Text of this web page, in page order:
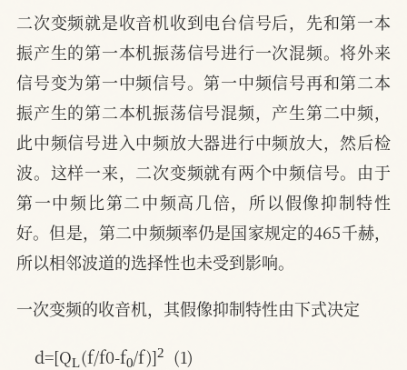
二次变频就是收音机收到电台信号后，先和第一本
振产生的第一本机振荡信号进行一次混频。将外来
信号变为第一中频信号。第一中频信号再和第二本
振产生的第二本机振荡信号混频，产生第二中频，
此中频信号进入中频放大器进行中频放大，然后检
波。这样一来，二次变频就有两个中频信号。由于
第一中频比第二中频高几倍，所以假像抑制特性
好。但是，第二中频频率仍是国家规定的465千赫，
所以相邻波道的选择性也未受到影响。
一次变频的收音机，其假像抑制特性由下式决定
d=[Q (f/f0-f0 /f)]2
  (1)